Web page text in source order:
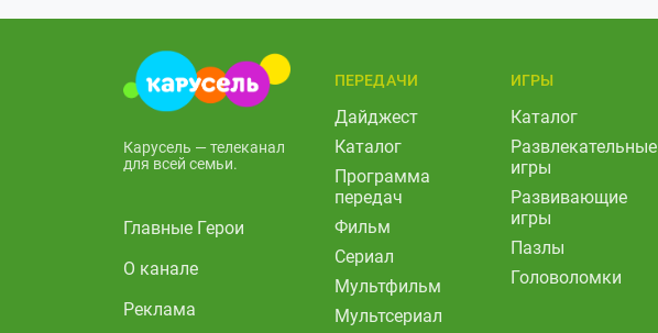
Карусель — телеканал
для всей семьи.
Главные Герои
О канале
Реклама
ПЕРЕДАЧИ
Дайджест
Каталог
Программа
передач
Фильм
Сериал
Мультфильм
Мультсериал
ИГРЫ
Каталог
Развлекательные
игры
Развивающие
игры
Пазлы
Головоломки